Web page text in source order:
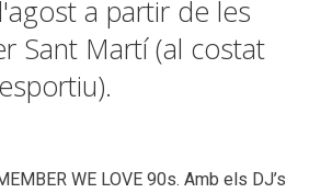
a partir de les
Sant Martí (al costat
WE LOVE 90s. Amb els DJ’s